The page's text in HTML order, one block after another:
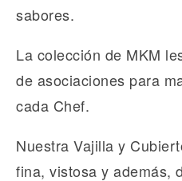
sabores.
La colección de MKM
de asociaciones para
cada Chef.
Nuestra Vajilla y
fina, vistosa y además,